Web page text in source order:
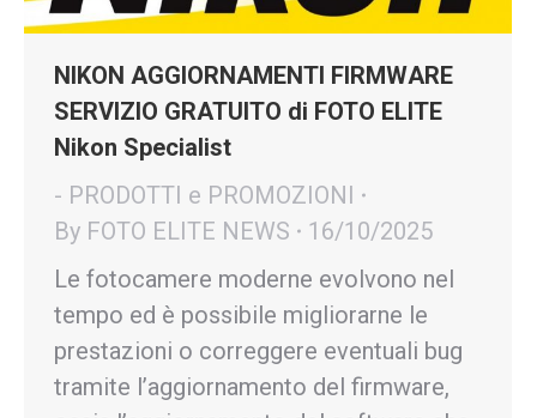
NIKON AGGIORNAMENTI FIRMWARE
SERVIZIO GRATUITO di FOTO ELITE
Nikon Specialist
- PRODOTTI e PROMOZIONI
By FOTO ELITE NEWS
16/10/2025
Le fotocamere moderne evolvono nel
tempo ed è possibile migliorarne le
prestazioni o correggere eventuali bug
tramite l’aggiornamento del firmware,